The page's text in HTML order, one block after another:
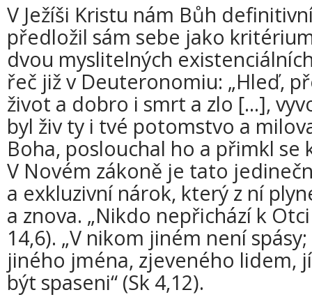
V Ježíši Kristu nám Bůh
předložil sám sebe jako
dvou myslitelných
řeč již v Deuteronomiu: „Hleď,
život a dobro i smrt a zlo [...],
byl živ ty i tvé potomstvo a
Boha, poslouchal ho a přimkl se
V Novém zákoně je tato
a exkluzivní nárok, který z ní
a znova. „Nikdo nepřichází k
14,6). „V nikom jiném není
jiného jména, zjeveného lidem,
být spaseni“ (Sk 4,12).